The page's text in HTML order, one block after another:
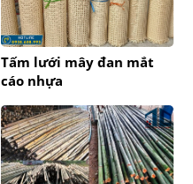
Tấm lưới mây đan mắt
cáo nhựa